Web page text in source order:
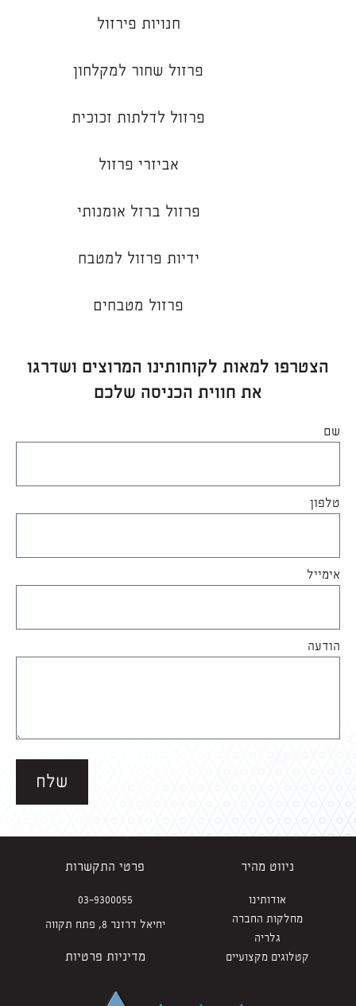
חנויות פירזול
פרזול שחור למקלחון
פרזול לדלתות זכוכית
אביזרי פרזול
פרזול ברזל אומנותי
ידיות פרזול למטבח
פרזול מטבחים
הצטרפו למאות לקוחותינו המרוצים ושדרגו
את חווית הכניסה שלכם
שם
טלפון
אימייל
הודעה
שלח
ניווט מהיר
אודותינו
מחלקות החברה
גלריה
קטלוגים מקצועיים
פרטי התקשרות
03-9300055
יחיאל דרזנר 8, פתח תקווה
מדיניות פרטיות